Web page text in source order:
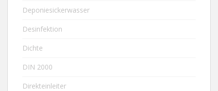
Deponiesickerwasser
Desinfektion
Dichte
DIN 2000
Direkteinleiter